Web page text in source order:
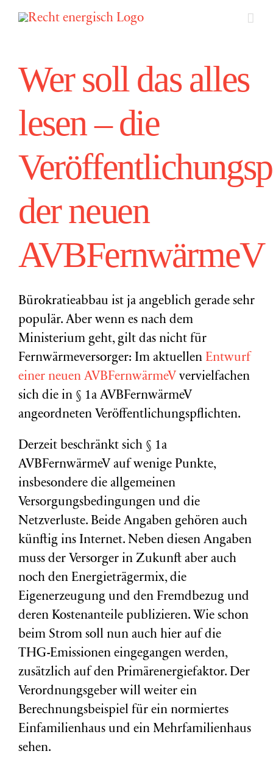
Wer soll das alles
lesen – die
der neuen
AVBFernwärmeV
Bürokratieabbau ist ja angeblich gerade sehr
populär. Aber wenn es nach dem
Ministerium geht, gilt das nicht für
Fernwärmeversorger: Im aktuellen Entwurf
einer neuen AVBFernwärmeV vervielfachen
sich die in § 1a AVBFernwärmeV
angeordneten Veröffentlichungspflichten.
Derzeit beschränkt sich § 1a
AVBFernwärmeV auf wenige Punkte,
insbesondere die allgemeinen
Versorgungsbedingungen und die
Netzverluste. Beide Angaben gehören auch
künftig ins Internet. Neben diesen Angaben
muss der Versorger in Zukunft aber auch
noch den Energieträgermix, die
Eigenerzeugung und den Fremdbezug und
deren Kostenanteile publizieren. Wie schon
beim Strom soll nun auch hier auf die
THG-Emissionen eingegangen werden,
zusätzlich auf den Primärenergiefaktor. Der
Verordnungsgeber will weiter ein
Berechnungsbeispiel für ein normiertes
Einfamilienhaus und ein Mehrfamilienhaus
sehen.